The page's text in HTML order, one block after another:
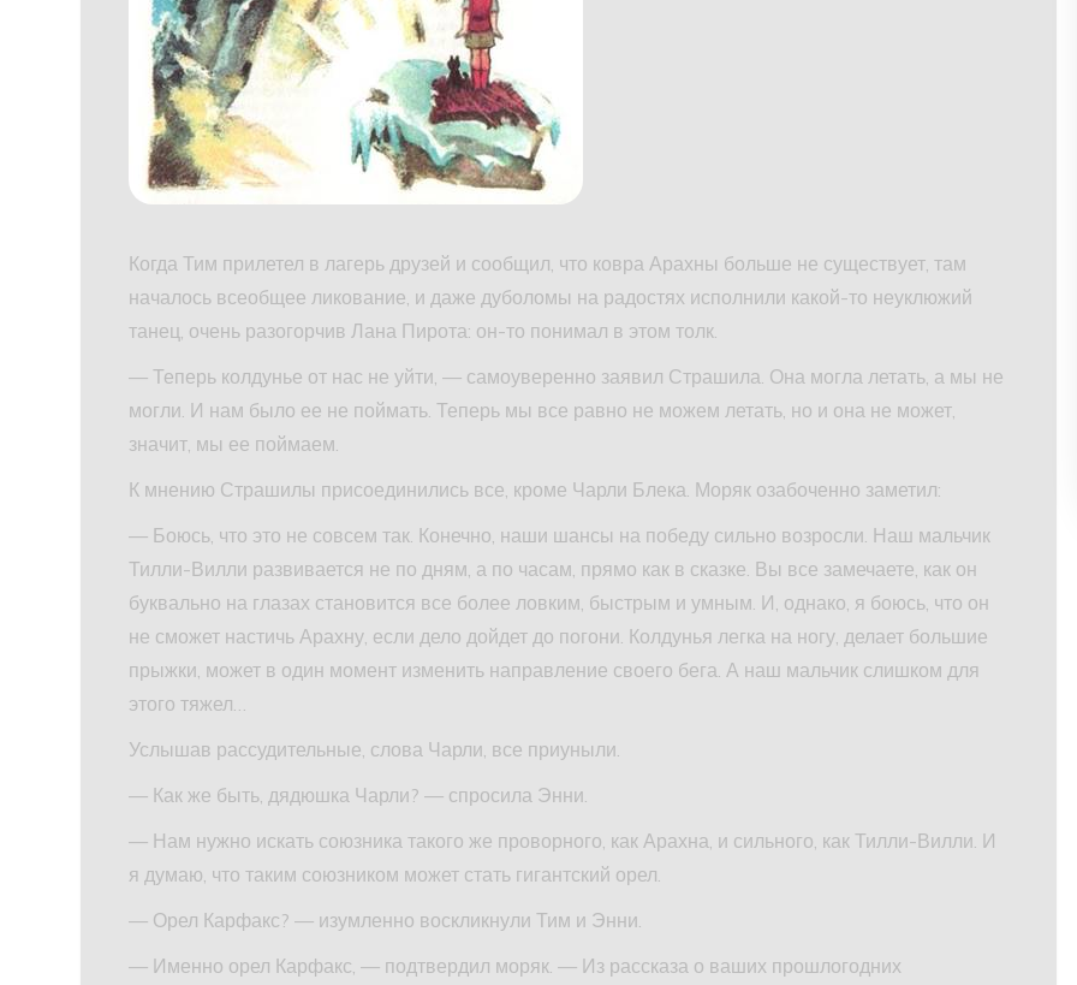
Когда Тим прилетел в лагерь друзей и сообщил, что ковра Арахны больше не существует, там
началось всеобщее ликование, и даже дуболомы на радостях исполнили какой-то неуклюжий
танец, очень разогорчив Лана Пирота: он-то понимал в этом толк.
— Теперь колдунье от нас не уйти, — самоуверенно заявил Страшила. Она могла летать, а мы не
могли. И нам было ее не поймать. Теперь мы все равно не можем летать, но и она не может,
значит, мы ее поймаем.
К мнению Страшилы присоединились все, кроме Чарли Блека. Моряк озабоченно заметил:
— Боюсь, что это не совсем так. Конечно, наши шансы на победу сильно возросли. Наш мальчик
Тилли-Вилли развивается не по дням, а по часам, прямо как в сказке. Вы все замечаете, как он
буквально на глазах становится все более ловким, быстрым и умным. И, однако, я боюсь, что он
не сможет настичь Арахну, если дело дойдет до погони. Колдунья легка на ногу, делает большие
прыжки, может в один момент изменить направление своего бега. А наш мальчик слишком для
этого тяжел…
Услышав рассудительные, слова Чарли, все приуныли.
— Как же быть, дядюшка Чарли? — спросила Энни.
— Нам нужно искать союзника такого же проворного, как Арахна, и сильного, как Тилли-Вилли. И
я думаю, что таким союзником может стать гигантский орел.
— Орел Карфакс? — изумленно воскликнули Тим и Энни.
— Именно орел Карфакс, — подтвердил моряк. — Из рассказа о ваших прошлогодних